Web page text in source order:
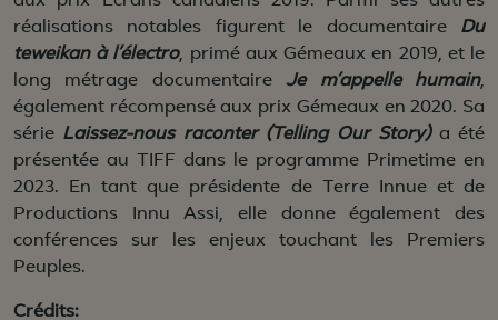
réalisations notables figurent le documentaire Du
teweikan à l’électro, primé aux Gémeaux en 2019, et le
long métrage documentaireJe m’appelle humain,
également récompensé aux prix Gémeaux en 2020. Sa
série Laissez-nous raconter (Telling Our Story)a été
présentée au TIFF dans le programme Primetime en
2023. En tant que présidente de Terre Innue et de
Productions Innu Assi, elle donne également des
conférences sur les enjeux touchant les Premiers
Peuples.
Crédits: